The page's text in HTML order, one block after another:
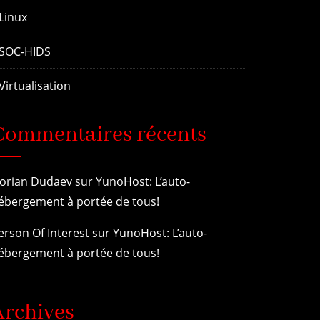
Linux
HIDS
récents
DudaevsurYunoHost: L’auto-
à portée de tous!
Of InterestsurYunoHost: L’auto-
à portée de tous!